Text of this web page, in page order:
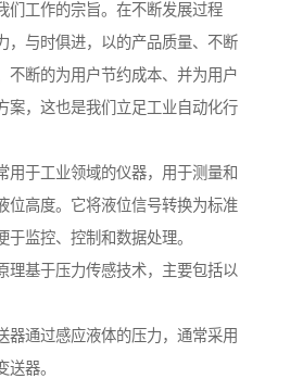
们工作的宗旨。在不断发展过程
，与时俱进，以的产品质量、不断
不断的为用户节约成本、并为用户
案，这也是我们立足工业自动化行
用于工业领域的仪器，用于测量和
位高度。它将液位信号转换为标准
于监控、控制和数据处理。
理基于压力传感技术，主要包括以
器通过感应液体的压力，通常采用
送器。